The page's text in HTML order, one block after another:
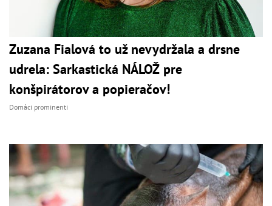
Zuzana Fialová to už nevydržala a drsne
udrela: Sarkastická NÁLOŽ pre
konšpirátorov a popieračov!
Domáci prominenti